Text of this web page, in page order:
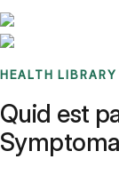
HEALTH LIBRARY
Quid est